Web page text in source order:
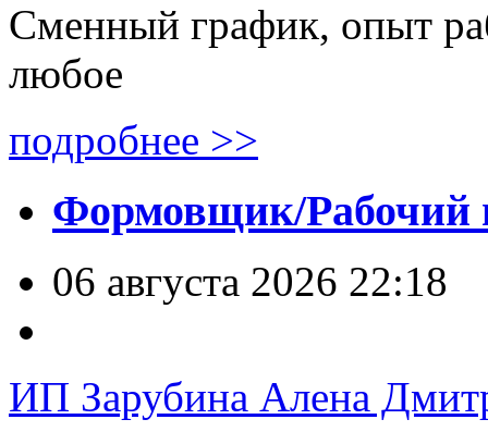
Сменный график, опыт
любое
подробнее >>
Формовщик/Рабочий
06 августа 2026 22:18
ИП Зарубина Алена